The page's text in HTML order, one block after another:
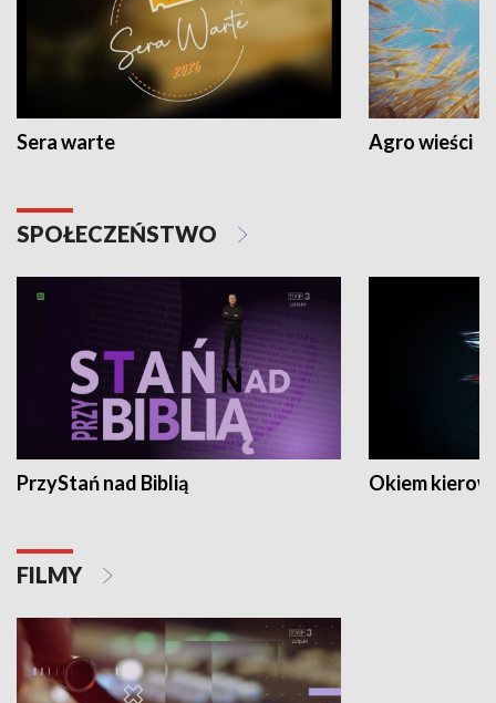
Sera warte Agro wieści
SPOŁECZEŃSTWO
PrzyStań nad Biblią Okiem
FILMY